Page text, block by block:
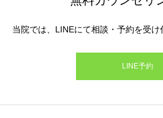
当院では、LINEにて相談・予約を受け
LINE予約